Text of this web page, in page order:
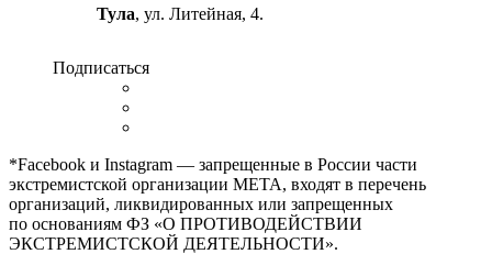
Тула, ул. Литейная, 4.
Подписаться
*Facebook и Instagram — запрещенные в России части
экстремистской организации META, входят в перечень
организаций, ликвидированных или запрещенных
по основаниям ФЗ «О ПРОТИВОДЕЙСТВИИ
ЭКСТРЕМИСТСКОЙ ДЕЯТЕЛЬНОСТИ».